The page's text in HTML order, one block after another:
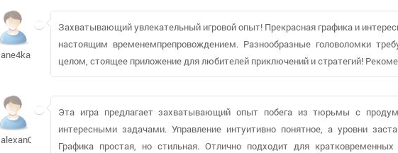
ane4ka1983710
Захватывающий увлекательный игровой опыт! Прекрасная графика и
настоящим временемпрепровождением. Разнообразные головоломки
целом, стоящее приложение для любителей приключений и стратегий!
alexan0612
Эта игра предлагает захватывающий опыт побега из тюрьмы с
интересными задачами. Управление интуитивно понятное, а уровни
Графика простая, но стильная. Отлично подходит для